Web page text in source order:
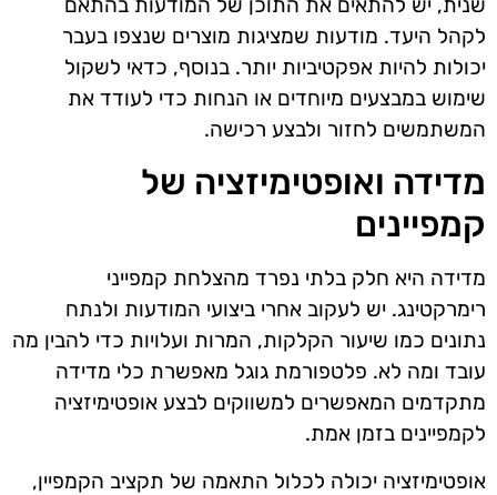
לקהל היעד. מודעות שמציגות מוצרים שנצפו בעבר
יכולות להיות אפקטיביות יותר. בנוסף, כדאי לשקול
שימוש במבצעים מיוחדים או הנחות כדי לעודד את
המשתמשים לחזור ולבצע רכישה.
מדידה ואופטימיזציה של
קמפיינים
מדידה היא חלק בלתי נפרד מהצלחת קמפייני
רימרקטינג. יש לעקוב אחרי ביצועי המודעות ולנתח
נתונים כמו שיעור הקלקות, המרות ועלויות כדי להבין מה
עובד ומה לא. פלטפורמת גוגל מאפשרת כלי מדידה
מתקדמים המאפשרים למשווקים לבצע אופטימיזציה
לקמפיינים בזמן אמת.
אופטימיזציה יכולה לכלול התאמה של תקציב הקמפיין,